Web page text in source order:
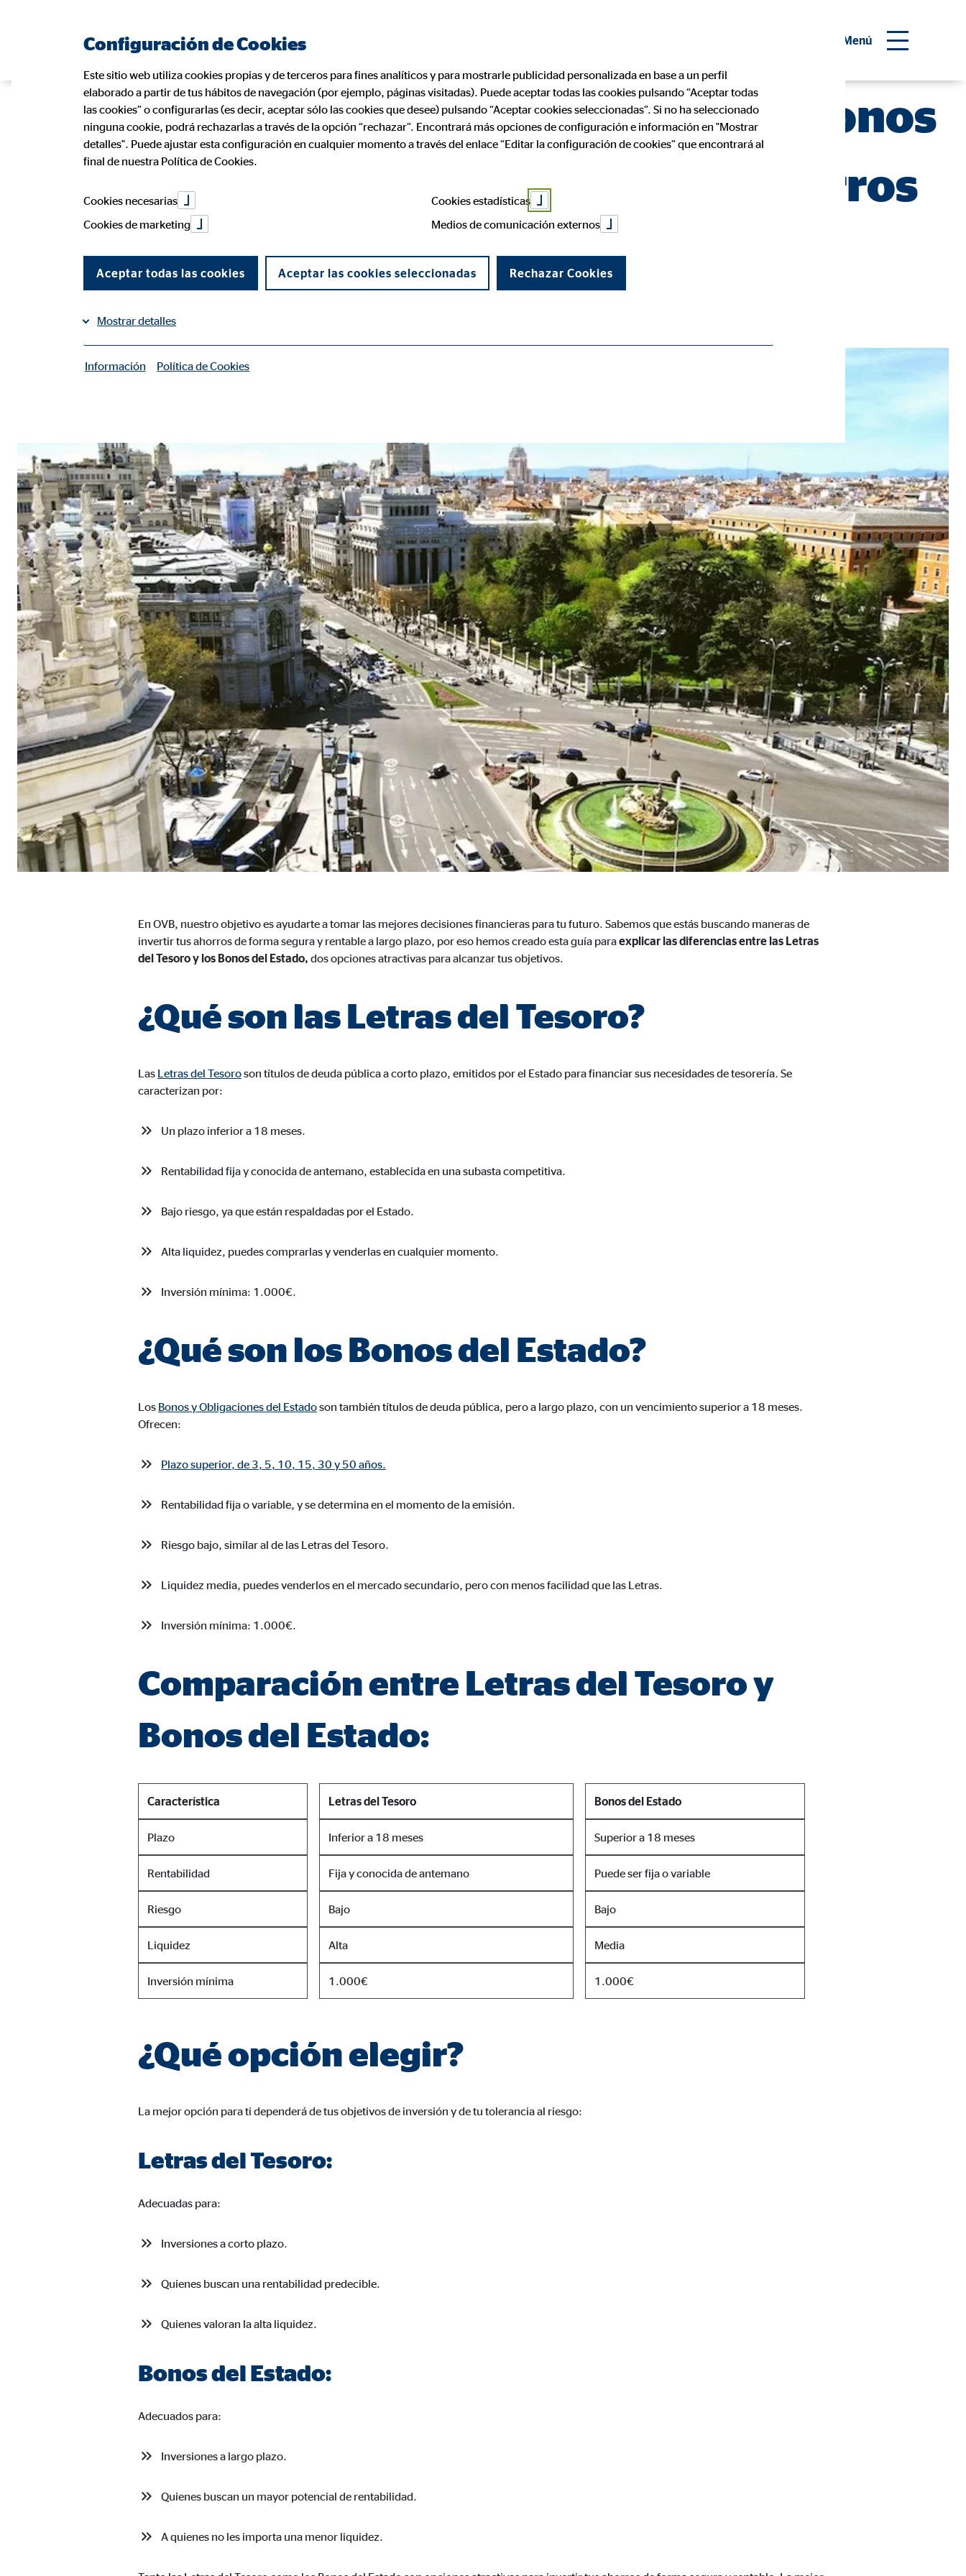
Menú
Diferencia entre Letras del Tesoro y Bonos
del Estado: Guía para Invertir tus Ahorros
compartir en LinkedIn
En OVB, nuestro objetivo es ayudarte a tomar las mejores decisiones financieras para tu futuro. Sabemos que estás buscando maneras de
invertir tus ahorros de forma segura y rentable a largo plazo, por eso hemos creado esta guía paraexplicar las diferencias entre las Letras
del Tesoro y los Bonos del Estado, dos opciones atractivas para alcanzar tus objetivos.
¿Qué son las Letras del Tesoro?
Las Letras del Tesoroson títulos de deuda pública a corto plazo, emitidos por el Estado para financiar sus necesidades de tesorería. Se
caracterizan por:
Un plazo inferior a 18 meses.
Rentabilidad fija y conocida de antemano, establecida en una subasta competitiva.
Bajo riesgo, ya que están respaldadas por el Estado.
Alta liquidez, puedes comprarlas y venderlas en cualquier momento.
Inversión mínima: 1.000€.
¿Qué son los Bonos del Estado?
Los Bonos y Obligaciones del Estadoson también títulos de deuda pública, pero a largo plazo, con un vencimiento superior a 18 meses.
Ofrecen:
Plazo superior, de 3, 5, 10, 15, 30 y 50 años.
Rentabilidad fija o variable, y se determina en el momento de la emisión.
Riesgo bajo, similar al de las Letras del Tesoro.
Liquidez media, puedes venderlos en el mercado secundario, pero con menos facilidad que las Letras.
Inversión mínima: 1.000€.
Comparación entre Letras del Tesoro y
Bonos del Estado:
Característica Letras del Tesoro Bonos del Estado
Plazo Inferior a 18 meses Superior a 18 meses
Rentabilidad Fija y conocida de antemano Puede ser fija o variable
Riesgo Bajo Bajo
Liquidez Alta Media
Inversión mínima 1.000€ 1.000€
¿Qué opción elegir?
La mejor opción para ti dependerá de tus objetivos de inversión y de tu tolerancia al riesgo:
Letras del Tesoro:
Adecuadas para:
Inversiones a corto plazo.
Quienes buscan una rentabilidad predecible.
Quienes valoran la alta liquidez.
Bonos del Estado:
Adecuados para:
Inversiones a largo plazo.
Quienes buscan un mayor potencial de rentabilidad.
A quienes no les importa una menor liquidez.
Configuración de Cookies
Este sitio web utiliza cookies propias y de terceros para fines analíticos y para mostrarle publicidad personalizada en base a un perfil
elaborado a partir de tus hábitos de navegación (por ejemplo, páginas visitadas). Puede aceptar todas las cookies pulsando “Aceptar todas
las cookies” o configurarlas (es decir, aceptar sólo las cookies que desee) pulsando “Aceptar cookies seleccionadas”. Si no ha seleccionado
ninguna cookie, podrá rechazarlas a través de la opción “rechazar”. Encontrará más opciones de configuración e información en "Mostrar
detalles". Puede ajustar esta configuración en cualquier momento a través del enlace “Editar la configuración de cookies” que encontrará al
final de nuestra Política de Cookies.
Cookies necesarias
Cookies estadísticas
Cookies de marketing
Medios de comunicación externos
Aceptar todas las cookies Aceptar las cookies seleccionadas Rechazar Cookies
Mostrar detalles
Cookie de consentimiento
Nombre: cookie_consent_v2
Proveedor: mindshape
Propósito: Gestión de la configuración del consentimiento
Duración: 1 año
Configuración del usuario
Nombre: fe_typo_user
Proveedor: TYPO3 Association
Propósito: Almacenamiento de la configuración del usuario
Duración: Sesión del navegador
Cookies estadísticas
Lascookies estadísticas
se utilizan para obtener información sobre el comportamiento de los usuarios en este sitio web y para mejorar continuamente el
mismo en función de esta información. Estas cookies recogen información de forma anónima. Si acepta las cookies estadísticas, tenga en cuenta queestá
consintiendo de forma explícita las transferencias internacionales a EEUU (país que no tiene una protección legal adecuada).
Google Analytics
Proveedor: Google Ireland Ltd.
Recogida de estadísticas sobre el uso del sitio web
Cookies de marketing
consintiendo de forma explícita las transferencias internacionales a EEUU (país que no tiene una protección legal adecuada).
Proveedor: Facebook Ireland Ltd.
Propósito: Capturar la actividad de los clientes
cookies de medios externos
se utilizan para la inserción de videos y la incorporación de mapas interactivos. El contenido de las plataformas y mapas
está bloqueado de forma predeterminada cuando visita nuestro sitio web. Si acepta las cookies de medios externos, tenga en cuenta que
Propósito:
Google Maps
Nombre: google_maps
Proveedor: Google Ireland Ltd.
Duración: 24 meses
Información Política de Cookies